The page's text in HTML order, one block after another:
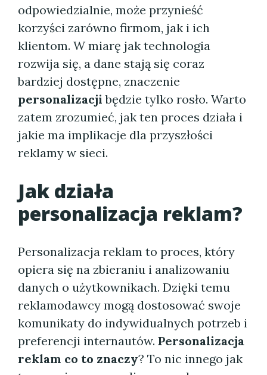
odpowiedzialnie, może przynieść
korzyści zarówno firmom, jak i ich
klientom. W miarę jak technologia
rozwija się, a dane stają się coraz
bardziej dostępne, znaczenie
personalizacji będzie tylko rosło. Warto
zatem zrozumieć, jak ten proces działa i
jakie ma implikacje dla przyszłości
reklamy w sieci.
Jak działa
personalizacja reklam?
Personalizacja reklam to proces, który
opiera się na zbieraniu i analizowaniu
danych o użytkownikach. Dzięki temu
reklamodawcy mogą dostosować swoje
komunikaty do indywidualnych potrzeb i
preferencji internautów. Personalizacja
reklam co to znaczy? To nic innego jak